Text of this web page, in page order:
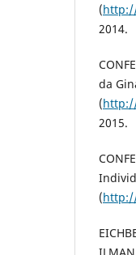
(
2014.
da
(
2015.
(